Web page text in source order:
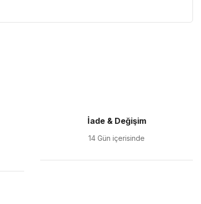
İade & Değişim
14 Gün içerisinde